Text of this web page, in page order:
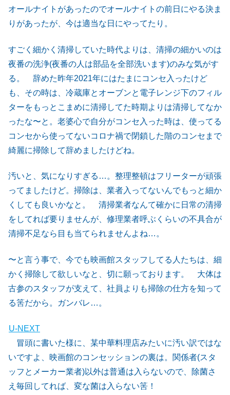
オールナイトがあったのでオールナイトの前日にやる決ま
りがあったが、今は適当な日にやってたり。
すごく細かく清掃していた時代よりは、清掃の細かいのは
夜番の洗浄(夜番の人は部品を全部洗います)のみな気がす
る。 辞めた昨年2021年にはたまにコンセ入ったけど
も、その時は、冷蔵庫とオーブンと電子レンジ下のフィル
ターをもっとこまめに清掃してた時期よりは清掃してなか
ったな〜と。老婆心で自分がコンセ入った時は、使ってる
コンセから使ってないコロナ禍で閉鎖した階のコンセまで
綺麗に掃除して辞めましたけどね。
汚いと、気になりすぎる…。整理整頓はフリーターが頑張
ってましたけど。掃除は、業者入ってないんでもっと細か
くしても良いかなと。 清掃業者なんて確かに日常の清掃
をしてれば要りませんが、修理業者呼ぶくらいの不具合が
清掃不足なら目も当てられませんよね…。
〜と言う事で、今でも映画館スタッフしてる人たちは、細
かく掃除して欲しいなと、切に願っております。 大体は
古参のスタッフが支えて、社員よりも掃除の仕方を知って
る筈だから。ガンバレ…。
U-NEXT
冒頭に書いた様に、某中華料理店みたいに汚い訳ではな
いですよ、映画館のコンセッションの裏は。関係者(スタ
ッフとメーカー業者)以外は普通は入らないので、除菌さ
え毎回してれば、変な菌は入らない筈！